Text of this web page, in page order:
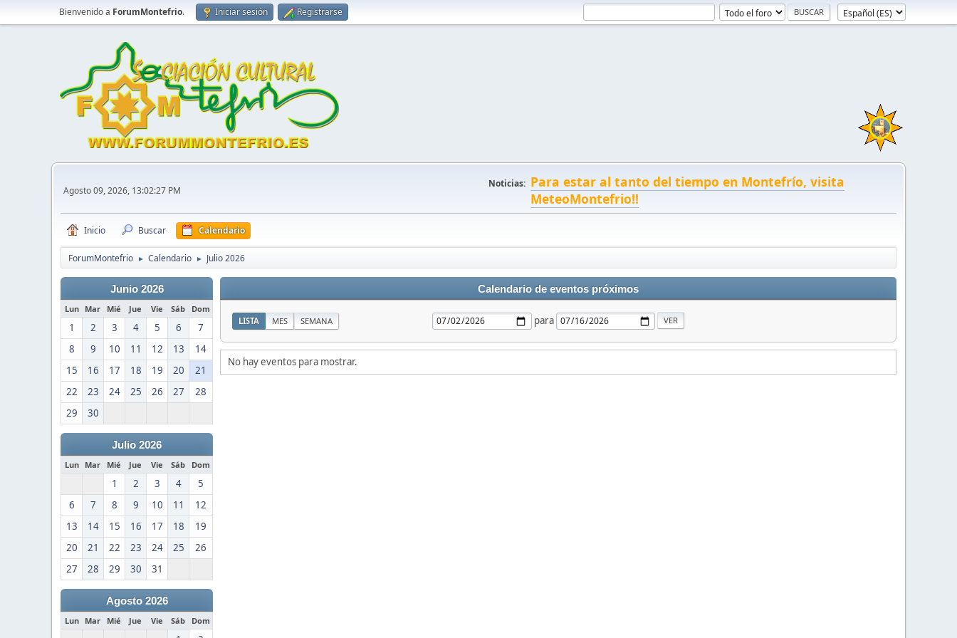
Bienvenido a ForumMontefrio. Iniciar sesión Registrarse
Agosto 09, 2026, 13:02:27 PM
Noticias: Para estar al tanto del tiempo en Montefrío, visita
MeteoMontefrio!!
Inicio Buscar Calendario
ForumMontefrio ► Calendario ► Julio 2026
Junio 2026
Lun Mar Mié Jue Vie Sáb Dom
1 2 3 4 5 6
7
8
9 10 11 12 13
14
15
16 17 18 19 20
21
22
23 24 25 26 27
28
29
30
Julio 2026
Lun Mar Mié Jue Vie Sáb Dom
1 2 3 4
5
6
7 8 9 10 11
12
13
14 15 16 17 18
19
20
21 22 23 24 25
26
27
28 29 30 31
Agosto 2026
Lun Mar Mié Jue Vie Sáb Dom
Calendario de eventos próximos
LISTA MES SEMANA para
No hay eventos para mostrar.